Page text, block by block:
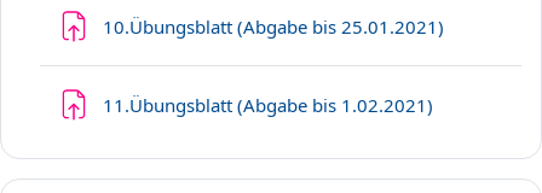
10.Übungsblatt (Abgabe bis 25.01.2021)
11.Übungsblatt (Abgabe bis 1.02.2021)